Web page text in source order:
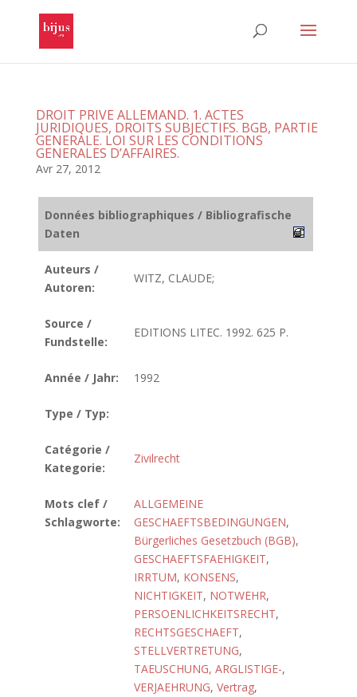
DROIT PRIVE ALLEMAND. 1. ACTES
JURIDIQUES, DROITS SUBJECTIFS. BGB, PARTIE
GENERALE. LOI SUR LES CONDITIONS
GENERALES D’AFFAIRES.
Avr 27, 2012
Données bibliographiques / Bibliografische
Daten
Auteurs /
Autoren:
WITZ, CLAUDE;
Source /
Fundstelle:
EDITIONS LITEC. 1992. 625 P.
Année / Jahr: 1992
Type / Typ:
Catégorie /
Kategorie:
Zivilrecht
Mots clef /
Schlagworte:
ALLGEMEINE
GESCHAEFTSBEDINGUNGEN,
Bürgerliches Gesetzbuch (BGB),
GESCHAEFTSFAEHIGKEIT,
IRRTUM, KONSENS,
NICHTIGKEIT, NOTWEHR,
PERSOENLICHKEITSRECHT,
RECHTSGESCHAEFT,
STELLVERTRETUNG,
TAEUSCHUNG, ARGLISTIGE-,
VERJAEHRUNG, Vertrag,